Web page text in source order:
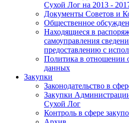
Сухой Лог на 2013 -
Документы Советов и
Общественное
Находящиеся в
самоуправления
предоставлению с
Политика в отношении
данных
Закупки
Законодательство в
Закупки
Сухой Лог
Контроль в сфере